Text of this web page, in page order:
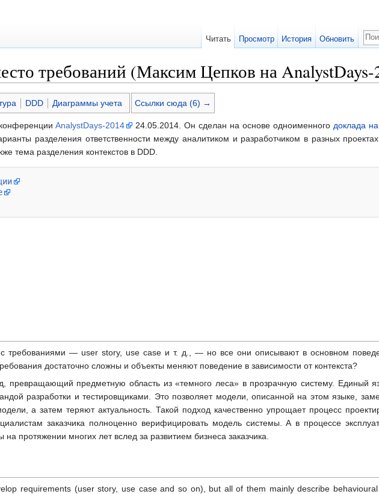
требований (Максим Цепков на AnalystDays-
DDD Диаграммы учета Ссылки сюда (6) →
AnalystDays-2014 24.05.2014. Он сделан на основе одноименного доклада
разделения ответственности между аналитиком и разработчиком в разных
тема разделения контекстов в DDD.
с требованиями — user story, use case и т. д., — но все они описывают в основном
достаточно сложны и объекты меняют поведение в зависимости от контекста?
превращающий предметную область из «темного леса» в прозрачную систему. Единый
разработки и тестировщиками. Это позволяет модели, описанной на этом языке,
а затем теряют актуальность. Такой подход качественно упрощает процесс
заказчика полноценно верифицировать модель системы. А в процессе
протяжении многих лет вслед за развитием бизнеса заказчика.
requirements (user story, use case and so on), but all of them mainly describe
Читать Просмотр История Обновить